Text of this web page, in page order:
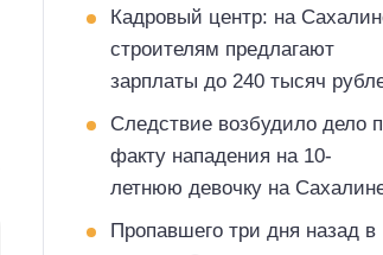
Кадровый центр: на
строителям предлагают
зарплаты до 240 тысяч
Следствие возбудило дело
факту нападения на 10-
летнюю девочку на
Пропавшего три дня назад в